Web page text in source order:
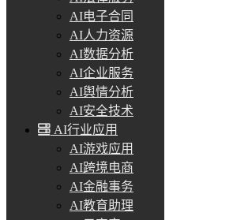
AI电子合同
AI人力资源
AI数据分析
AI企业服务
AI舆情分析
AI安全技术
AI行业应用
AI游戏应用
AI跨境电商
AI金融事务
AI教育助理